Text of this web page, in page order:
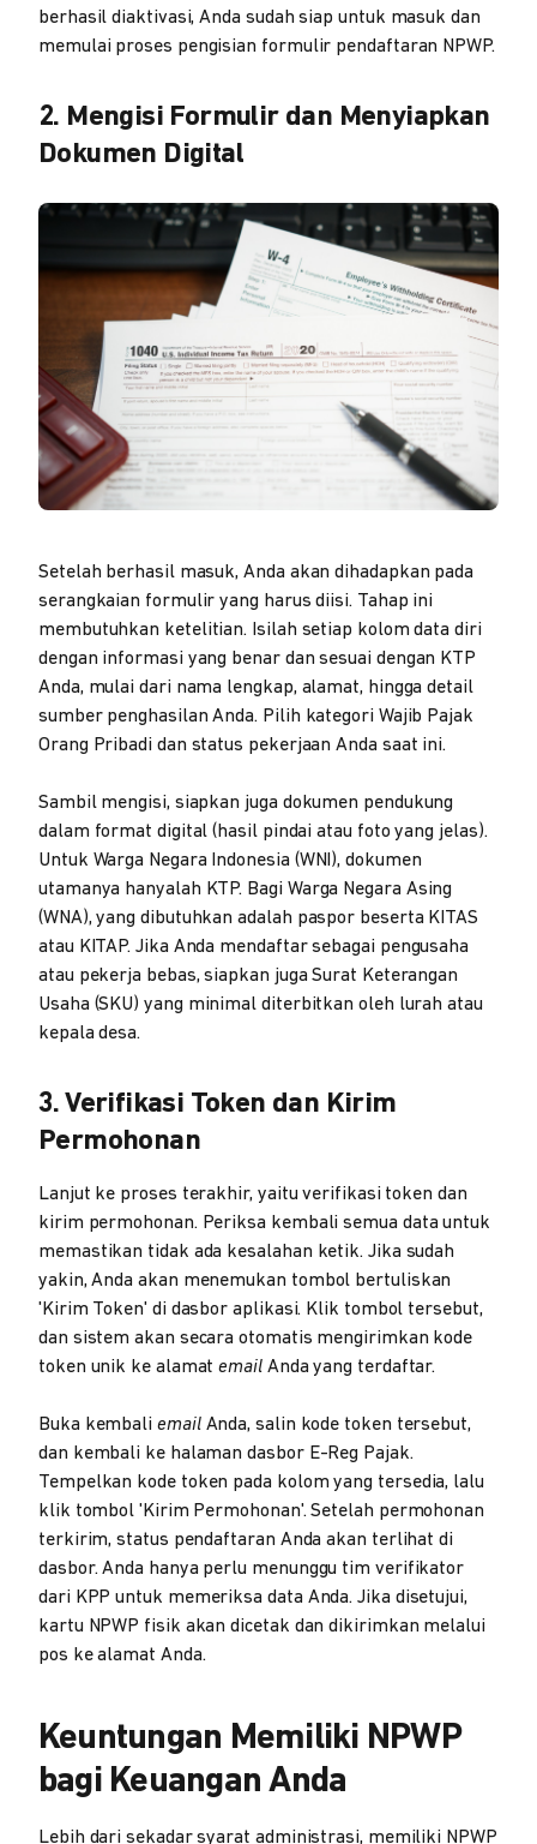
berhasil diaktivasi, Anda sudah siap untuk masuk dan
memulai proses pengisian formulir pendaftaran NPWP.
2. Mengisi Formulir dan Menyiapkan
Dokumen Digital
Setelah berhasil masuk, Anda akan dihadapkan pada
serangkaian formulir yang harus diisi. Tahap ini
membutuhkan ketelitian. Isilah setiap kolom data diri
dengan informasi yang benar dan sesuai dengan KTP
Anda, mulai dari nama lengkap, alamat, hingga detail
sumber penghasilan Anda. Pilih kategori Wajib Pajak
Orang Pribadi dan status pekerjaan Anda saat ini.
Sambil mengisi, siapkan juga dokumen pendukung
dalam format digital (hasil pindai atau foto yang jelas).
Untuk Warga Negara Indonesia (WNI), dokumen
utamanya hanyalah KTP. Bagi Warga Negara Asing
(WNA), yang dibutuhkan adalah paspor beserta KITAS
atau KITAP. Jika Anda mendaftar sebagai pengusaha
atau pekerja bebas, siapkan juga Surat Keterangan
Usaha (SKU) yang minimal diterbitkan oleh lurah atau
kepala desa.
3. Verifikasi Token dan Kirim
Permohonan
Lanjut ke proses terakhir, yaitu verifikasi token dan
kirim permohonan. Periksa kembali semua data untuk
memastikan tidak ada kesalahan ketik. Jika sudah
yakin, Anda akan menemukan tombol bertuliskan
'Kirim Token' di dasbor aplikasi. Klik tombol tersebut,
dan sistem akan secara otomatis mengirimkan kode
token unik ke alamatemail Anda yang terdaftar.
Buka kembali email Anda, salin kode token tersebut,
dan kembali ke halaman dasbor E-Reg Pajak.
Tempelkan kode token pada kolom yang tersedia, lalu
klik tombol 'Kirim Permohonan'. Setelah permohonan
terkirim, status pendaftaran Anda akan terlihat di
dasbor. Anda hanya perlu menunggu tim verifikator
dari KPP untuk memeriksa data Anda. Jika disetujui,
kartu NPWP fisik akan dicetak dan dikirimkan melalui
pos ke alamat Anda.
Keuntungan Memiliki NPWP
bagi Keuangan Anda
Lebih dari sekadar syarat administrasi, memiliki NPWP